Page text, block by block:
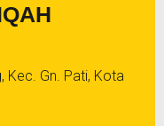
Kec. Gn. Pati, Kota